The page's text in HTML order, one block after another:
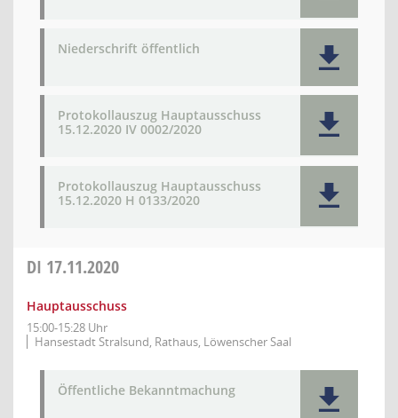
Niederschrift öffentlich
Protokollauszug Hauptausschuss
15.12.2020 IV 0002/2020
Protokollauszug Hauptausschuss
15.12.2020 H 0133/2020
DI 17.11.2020
Hauptausschuss
15:00-15:28 Uhr
Hansestadt Stralsund, Rathaus, Löwenscher Saal
Öffentliche Bekanntmachung